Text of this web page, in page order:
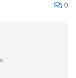
0